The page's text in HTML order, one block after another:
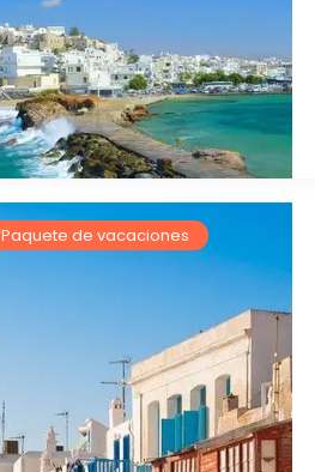
Paquete de vacaciones